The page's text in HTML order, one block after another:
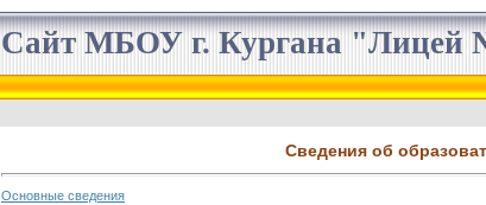
Сайт МБОУ г. Кургана "Лицей
Сведения об
Основные сведения